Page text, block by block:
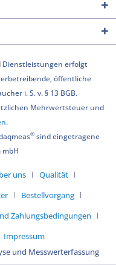
Dienstleistungen erfolgt
öffentliche
i. S. v. § 13 BGB.
Mehrwertsteuer und
.
®sind eingetragene
mbH
uns
Qualität
Bestellvorgang
Zahlungsbedingungen
Impressum
und Messwerterfassung